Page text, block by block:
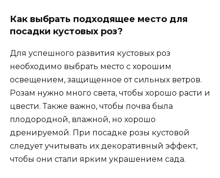
Как выбрать подходящее место для
посадки кустовых роз?
Для успешного развития кустовых роз
необходимо выбрать место с хорошим
освещением, защищенное от сильных ветров.
Розам нужно много света, чтобы хорошо расти и
цвести. Также важно, чтобы почва была
плодородной, влажной, но хорошо
дренируемой. При посадке розы кустовой
следует учитывать их декоративный эффект,
чтобы они стали ярким украшением сада.